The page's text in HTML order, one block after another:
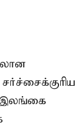
இலங்கை